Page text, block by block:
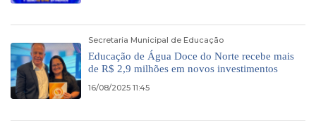
Secretaria Municipal de Educação
Educação de Água Doce do Norte recebe mais
de R$ 2,9 milhões em novos investimentos
16/08/2025 11:45